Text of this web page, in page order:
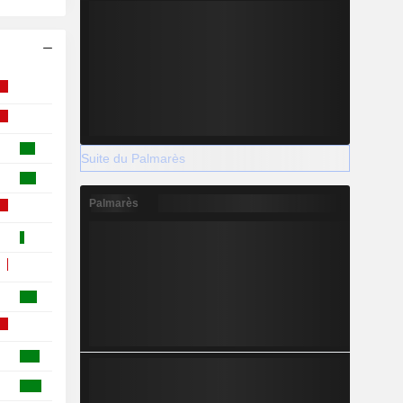
Suite du Palmarès
Palmarès